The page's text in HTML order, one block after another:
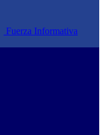
Fuerza Informativa